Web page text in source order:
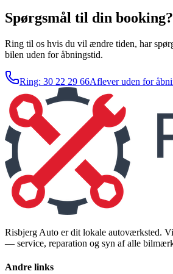
Spørgsmål til din booking?
Ring til os hvis du vil ændre tiden, har
bilen uden for åbningstid.
Ring: 30 22 29 66Aflever uden for
Risbjerg Auto er dit lokale autoværksted.
— service, reparation og syn af alle
Andre links